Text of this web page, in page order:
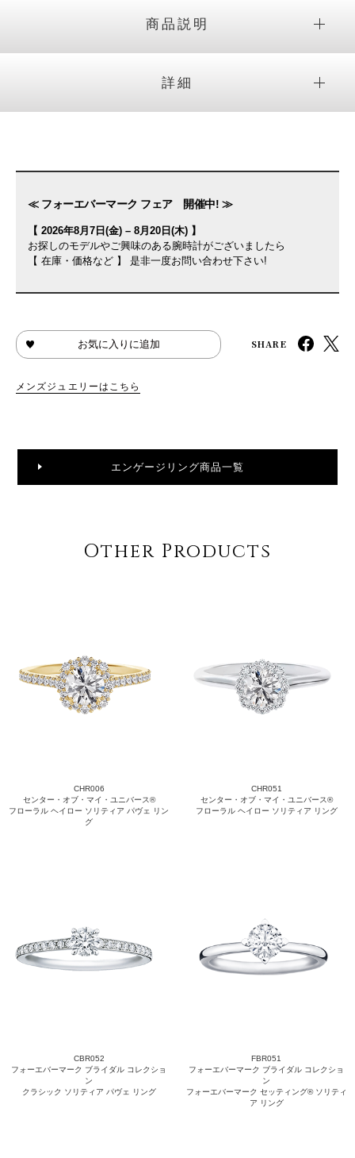
商品説明
詳細
≪ フォーエバーマーク フェア 開催中! ≫
【 2026年8月7日(金) – 8月20日(木) 】
お探しのモデルやご興味のある腕時計がございましたら
【 在庫・価格など 】 是非一度お問い合わせ下さい!
お気に入りに追加 SHARE
メンズジュエリーはこちら
エンゲージリング商品一覧
Other Products
CHR006
センター・オブ・マイ・ユニバース®
フローラル ヘイロー ソリティア パヴェ リン
グ
CHR051
センター・オブ・マイ・ユニバース®
フローラル ヘイロー ソリティア リング
CBR052
フォーエバーマーク ブライダル コレクショ
ン
クラシック ソリティア パヴェ リング
FBR051
フォーエバーマーク ブライダル コレクショ
ン
フォーエバーマーク セッティング® ソリティ
ア リング